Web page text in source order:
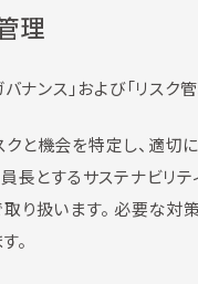
理
ナンス」および「リスク
と機会を特定し、適切
長とするサステナビ
取り扱います。 必要な
。